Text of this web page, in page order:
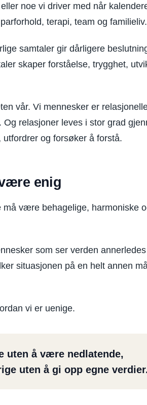
noe vi driver med når
terapi, team og familieliv.
samtaler gir dårligere
skaper forståelse, trygghet,
vår. Vi mennesker er
relasjoner leves i stor grad
og forsøker å forstå.
enig
må være behagelige, harmoniske
som ser verden
situasjonen på en helt annen
vi er uenige.
uten å være nedlatende,
uten å gi opp egne